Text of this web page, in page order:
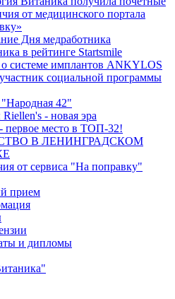
от медицинского портала
Дня медработника
в рейтинге Startsmile
системе имплантов ANKYLOS
социальной программы
42"
- новая эра
первое место в ТОП-32!
В ЛЕНИНГРАДСКОМ
от сервиса "На поправку"
прием
и дипломы